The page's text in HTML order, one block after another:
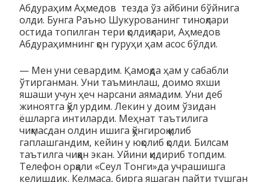
Абдураҳим Аҳмедов тезда ўз айбини бўйнига
олди. Бунга Раъно Шукурованинг тиноқлари
остида топилган тери қолдиқлари, Аҳмедов
Абдураҳимнинг қон гуруҳи ҳам асос бўлди.
— Мен уни севардим. Қамоқда ҳам у сабабли
ўтирганман. Уни таъминлаш, доимо яхши
яшаши учун ҳеч нарсани аямадим. Уни деб
жиноятга қўл урдим. Лекин у доим ўзидан
ёшларга интиларди. Меҳнат таътилига
чиқмасдан олдин ишига қўнгироқ қилиб
гаплашгандим, кейин у юқолиб қолди. Билсам
таътилга чиққан экан. Уйини қидириб топдим.
Телефон орқали «Сеул Тонги»да учрашишга
келишдик. Келмаса, бирга яшаган пайти тушган